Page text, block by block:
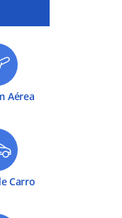
Aérea
Carro